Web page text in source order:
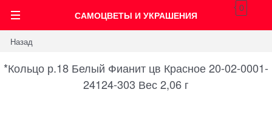
САМОЦВЕТЫ И УКРАШЕНИЯ
0
Назад
*Кольцо р.18 Белый Фианит цв Красное 20-02-0001-
24124-303 Вес 2,06 г